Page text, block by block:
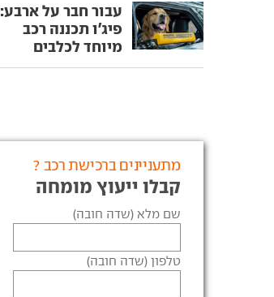
עבור חבר על ארבע:
פיג'ו תכננה רכב
מיוחד לכלבים
מתעניינים ברכישת רכב ?
קבלו ייעוץ מומחה
שם מלא (שדה חובה)
טלפון (שדה חובה)